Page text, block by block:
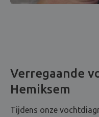
Verregaande
Hemiksem
Tijdens onze